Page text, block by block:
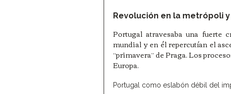
Revolución en la metrópoli
Portugal atravesaba una
mundial y en él repercutían el
“primavera” de Praga. Los
Europa.
Portugal como eslabón débil del